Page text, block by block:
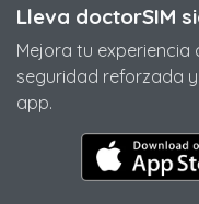
Lleva doctorSIM
Mejora tu
seguridad reforzada
app.